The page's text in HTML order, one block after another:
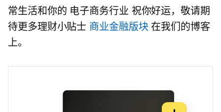
常生活和你的 电子商务行业 祝你好运，敬请期
待更多理财小贴士 商业金融版块 在我们的博客
上。